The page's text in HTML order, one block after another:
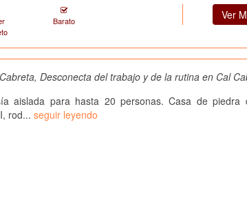
Barato Ver
Desconecta del trabajo y de la rutina en Cal
aislada para hasta 20 personas. Casa de piedra
rod... seguir leyendo